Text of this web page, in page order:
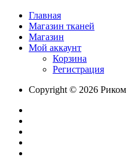
Главная
Магазин тканей
Магазин
Мой аккаунт
Корзина
Регистрация
Copyright © 2026